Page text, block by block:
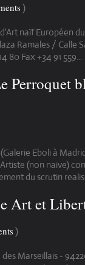
)
naïf Européen
Ramales / Calle
Fax +34 91 559...
Perroquet
Eboli à
(non naive)
du scrutin
Art et
)
des Marseillais -